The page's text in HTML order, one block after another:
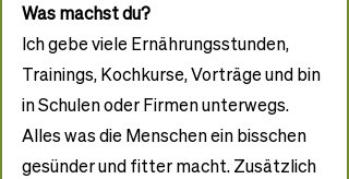
Was machst du?
Ich gebe viele Ernährungsstunden,
Trainings, Kochkurse, Vorträge und bin
in Schulen oder Firmen unterwegs.
Alles was die Menschen ein bisschen
gesünder und fitter macht. Zusätzlich